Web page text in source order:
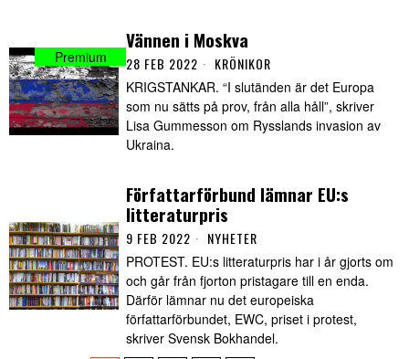
Vännen i Moskva
28 FEB 2022 KRÖNIKOR
KRIGSTANKAR. “I slutänden är det Europa
som nu sätts på prov, från alla håll”, skriver
Lisa Gummesson om Rysslands invasion av
Ukraina.
Författarförbund lämnar EU:s
litteraturpris
9 FEB 2022 NYHETER
PROTEST. EU:s litteraturpris har i år gjorts om
och går från fjorton pristagare till en enda.
Därför lämnar nu det europeiska
författarförbundet, EWC, priset i protest,
skriver Svensk Bokhandel.